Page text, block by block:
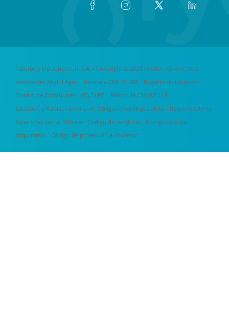
Futuros y Opciones.com S.A. - Copyright © 2024 - Todos los derechos
reservados. ALyC I Agro - Matrícula CNV N° 295 - Registro de idóneos -
Cuadro de Comisiones - ACyDI FCI - Matrícula CNV N° 114 -
Estados Contables - Emisiones Obligaciones Negociables - Responsable de
Relaciones con el Público - Código de conducta - Código de ética
corporativo - Código de protección al inversor